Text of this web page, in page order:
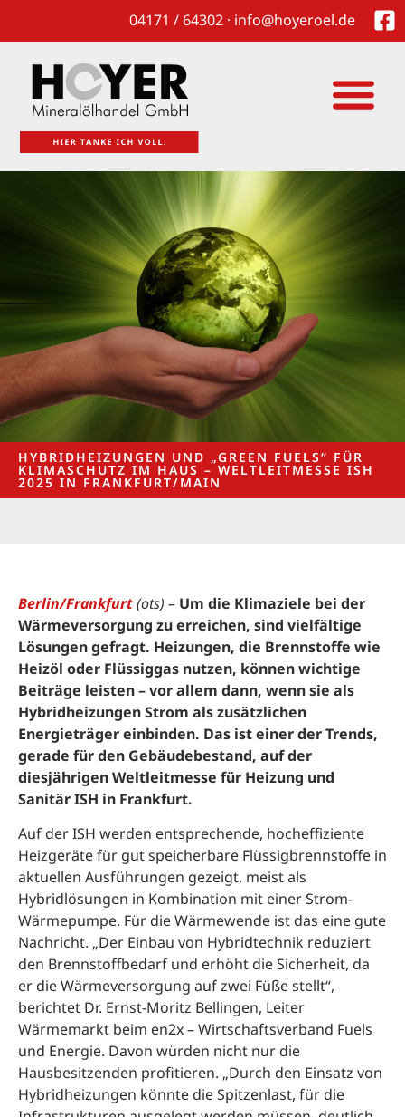
04171 / 64302 · info@hoyeroel.de
HYBRIDHEIZUNGEN UND „GREEN FUELS“ FÜR
KLIMASCHUTZ IM HAUS – WELTLEITMESSE ISH
2025 IN FRANKFURT/MAIN
Berlin/Frankfurt(ots) – Um die Klimaziele bei der
Wärmeversorgung zu erreichen, sind vielfältige
Lösungen gefragt. Heizungen, die Brennstoffe wie
Heizöl oder Flüssiggas nutzen, können wichtige
Beiträge leisten – vor allem dann, wenn sie als
Hybridheizungen Strom als zusätzlichen
Energieträger einbinden. Das ist einer der Trends,
gerade für den Gebäudebestand, auf der
diesjährigen Weltleitmesse für Heizung und
Sanitär ISH in Frankfurt.
Auf der ISH werden entsprechende, hocheffiziente
Heizgeräte für gut speicherbare Flüssigbrennstoffe in
aktuellen Ausführungen gezeigt, meist als
Hybridlösungen in Kombination mit einer Strom-
Wärmepumpe. Für die Wärmewende ist das eine gute
Nachricht. „Der Einbau von Hybridtechnik reduziert
den Brennstoffbedarf und erhöht die Sicherheit, da
er die Wärmeversorgung auf zwei Füße stellt“,
berichtet Dr. Ernst-Moritz Bellingen, Leiter
Wärmemarkt beim en2x – Wirtschaftsverband Fuels
und Energie. Davon würden nicht nur die
Hausbesitzenden profitieren. „Durch den Einsatz von
Hybridheizungen könnte die Spitzenlast, für die